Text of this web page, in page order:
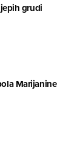
grudi
Marijanine